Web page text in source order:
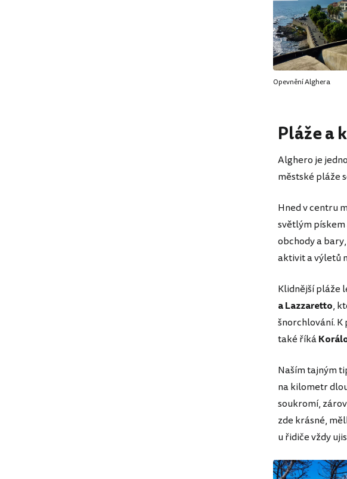
Opevnění Alghera
Pláže a
Alghero je
městské pláže
Hned v centru
světlým
obchody a
aktivit a výletů
Klidnější pláže
a Lazzaretto,
šnorchlování.
také říká
Naším tajným
na kilometr
soukromí,
zde krásné,
u řidiče vždy